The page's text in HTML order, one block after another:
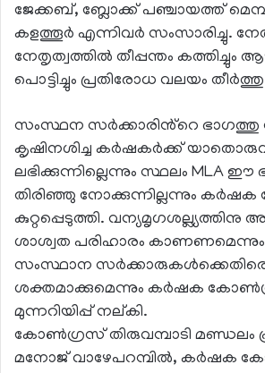
ജേക്കബ്, ബ്ലോക്ക് പഞ്ചായത്ത്
കളത്തൂർ എന്നിവർ സംസാരിച്ചു.
നേതൃത്വത്തിൽ തീപ്പന്തം കത്തിച്ചും
പൊട്ടിച്ചും പ്രതിരോധ വലയം
സംസ്ഥന സർക്കാരിൻ്റെ ഭാഗത്തു
കൃഷിനശിച്ച കർഷകർക്ക്
ലഭിക്കുന്നില്ലെന്നും സ്ഥലം MLA ഈ
തിരിഞ്ഞു നോക്കുന്നില്ലന്നും കർഷക
കുറ്റപ്പെടുത്തി. വന്യമൃഗശല്ല്യത്തിനു
ശാശ്വത പരിഹാരം കാണണമെന്നും
സംസ്ഥാന സർക്കാരുകൾക്കെതിരെ
ശക്തമാക്കുമെന്നും കർഷക
മുന്നറിയിപ്പ് നല്കി.
കോൺഗ്രസ് തിരുവമ്പാടി മണ്ഡലം
മനോജ് വാഴേപറമ്പിൽ, കർഷക